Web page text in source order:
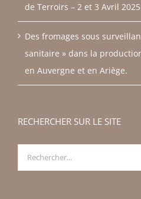
de Terroirs – 2 et 3 Avril 2025
Des fromages sous
sanitaire » dans la
en Auvergne et en Ariège.
RECHERCHER SUR LE SITE
Rechercher: